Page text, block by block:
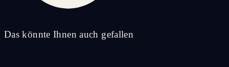
Das könnte Ihnen auch gefallen